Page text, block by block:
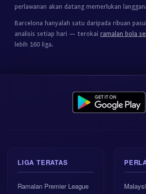
perlawanan akan datang memerlukan
Barcelona hanyalah satu daripada ribuan
analisis setiap hari — terokai ramalan bola
lebih 160 liga.
LIGA TERATAS
Ramalan Premier League